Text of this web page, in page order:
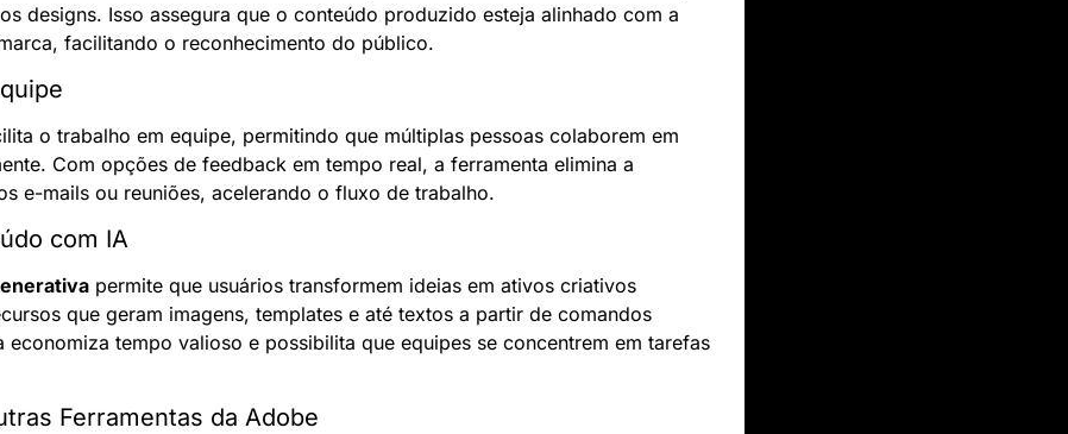
designs. Isso assegura que o conteúdo produzido esteja alinhado com a
facilitando o reconhecimento do público.
o trabalho em equipe, permitindo que múltiplas pessoas colaborem em
Com opções de feedback em tempo real, a ferramenta elimina a
e-mails ou reuniões, acelerando o fluxo de trabalho.
com IA
permite que usuários transformem ideias em ativos criativos
que geram imagens, templates e até textos a partir de comandos
economiza tempo valioso e possibilita que equipes se concentrem em tarefas
Ferramentas da Adobe